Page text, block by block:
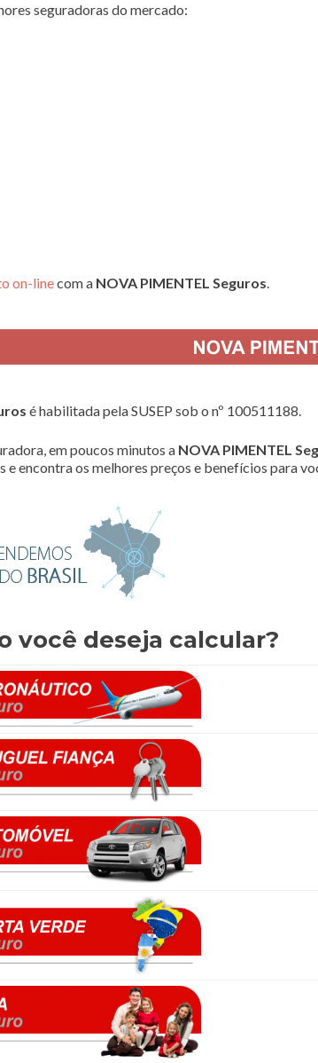
seguradoras do mercado:
on-linecom a NOVA PIMENTEL Seguros.
é habilitada pela SUSEP sob o nº 100511188.
em poucos minutos a NOVA PIMENTEL
e encontra os melhores preços e benefícios para
você deseja calcular?